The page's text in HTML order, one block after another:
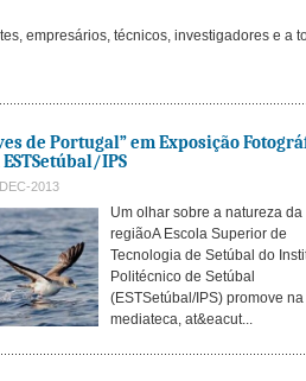
empresários, técnicos, investigadores e a
de Portugal” em Exposição
IPS
2013
Um olhar sobre a natureza da
regiãoA Escola Superior de
Tecnologia de Setúbal do
Politécnico de Setúbal
(ESTSetúbal/IPS) promove
mediateca, at&eacut...